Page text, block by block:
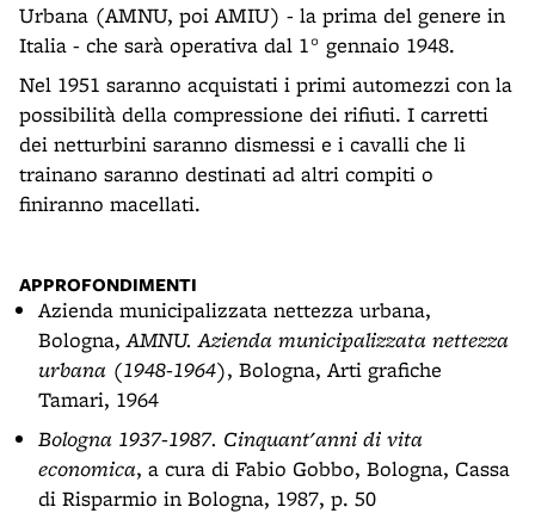
Urbana (AMNU, poi AMIU) - la prima del genere in
Italia - che sarà operativa dal 1° gennaio 1948.
Nel 1951 saranno acquistati i primi automezzi con la
possibilità della compressione dei rifiuti. I carretti
dei netturbini saranno dismessi e i cavalli che li
trainano saranno destinati ad altri compiti o
finiranno macellati.
APPROFONDIMENTI
Azienda municipalizzata nettezza urbana,
Bologna, AMNU. Azienda municipalizzata nettezza
urbana (1948-1964), Bologna, Arti grafiche
Tamari, 1964
Bologna 1937-1987. Cinquant'anni di vita
economica, a cura di Fabio Gobbo, Bologna, Cassa
di Risparmio in Bologna, 1987, p. 50